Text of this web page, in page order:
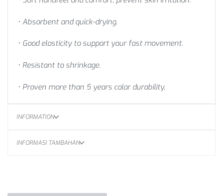
• Absorbent and quick-drying.
• Good elasticity to support your fast movement.
• Resistant to shrinkage.
• Proven more than 5 years color durability.
INFORMATION
INFORMASI TAMBAHAN